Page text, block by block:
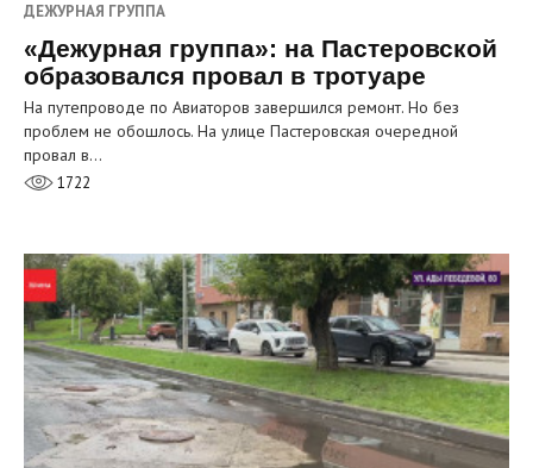
ДЕЖУРНАЯ ГРУППА
«Дежурная группа»: на Пастеровской
образовался провал в тротуаре
На путепроводе по Авиаторов завершился ремонт. Но без
проблем не обошлось. На улице Пастеровская очередной
провал в…
1722